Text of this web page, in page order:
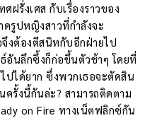
ฝรั่งเศส กับเรื่องราวของ
รูปหญิงสาวที่กำลังจะ
งต้องตีสนิทกับอีกฝ่ายไป
อันลึกซึ้งก็ก่อขึ้นตัวช้าๆ โดยที่
ปได้ยาก ซึ่งพวกเธอจะตัดสิน
ครั้งนี้กันล่ะ? สามารถติดตาม
on Fire ทางเน็ตฟลิกซ์กัน